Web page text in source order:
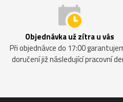
Objednávka už zítra u vás
Při objednávce do 17:00
doručení již následující pracovní